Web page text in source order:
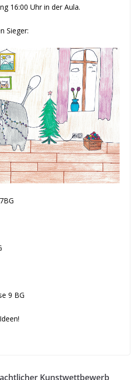
16:00 Uhr in der Aula.
Sieger:
9 BG
Kunstwettbewerb